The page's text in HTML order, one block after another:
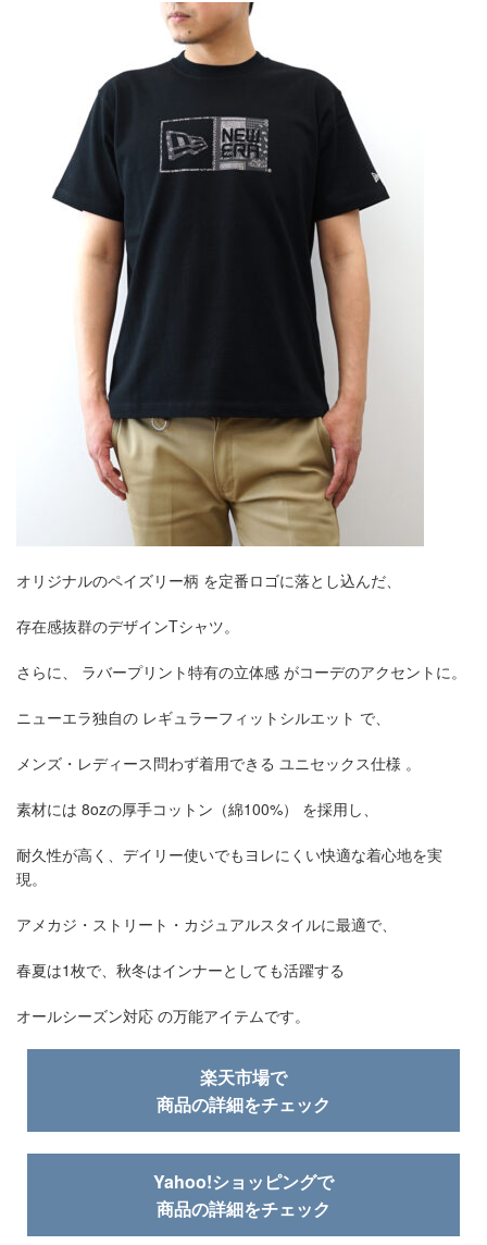
オリジナルのペイズリー柄 を定番ロゴに落とし込んだ、
存在感抜群のデザインTシャツ。
さらに、 ラバープリント特有の立体感 がコーデのアクセントに。
ニューエラ独自の レギュラーフィットシルエット で、
メンズ・レディース問わず着用できる ユニセックス仕様 。
素材には 8ozの厚手コットン（綿100%） を採用し、
耐久性が高く、デイリー使いでもヨレにくい快適な着心地を実
現。
アメカジ・ストリート・カジュアルスタイルに最適で、
春夏は1枚で、秋冬はインナーとしても活躍する
オールシーズン対応 の万能アイテムです。
楽天市場で
商品の詳細をチェック
Yahoo!ショッピングで
商品の詳細をチェック